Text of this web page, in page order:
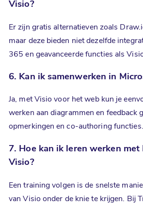
Visio?
Er zijn gratis alternatieven zoals
maar deze bieden niet dezelfde
365 en geavanceerde functies als
6. Kan ik samenwerken in
Ja, met Visio voor het web kun je
werken aan diagrammen en feedback
opmerkingen en co-authoring functies.
7. Hoe kan ik leren werken met
Visio?
Een training volgen is de snelste
van Visio onder de knie te krijgen. Bij